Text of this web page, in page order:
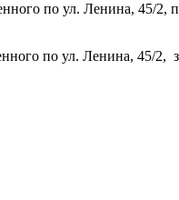
по ул. Ленина, 45/2,
по ул. Ленина, 45/2,